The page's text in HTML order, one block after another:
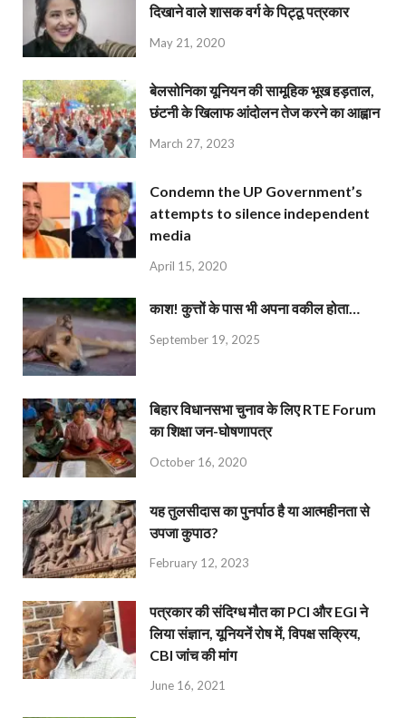
दिखाने वाले शासक वर्ग के पिट्ठू पत्रकार
May 21, 2020
बेलसोनिका यूनियन की सामूहिक भूख हड़ताल,
छंटनी के खिलाफ आंदोलन तेज करने का आह्वान
March 27, 2023
Condemn the UP Government’s
attempts to silence independent
media
April 15, 2020
काश! कुत्तों के पास भी अपना वकील होता…
September 19, 2025
बिहार विधानसभा चुनाव के लिए RTE Forum
का शिक्षा जन-घोषणापत्र
October 16, 2020
यह तुलसीदास का पुनर्पाठ है या आत्महीनता से
उपजा कुपाठ?
February 12, 2023
पत्रकार की संदिग्ध मौत का PCI और EGI ने
लिया संज्ञान, यूनियनें रोष में, विपक्ष सक्रिय,
CBI जांच की मांग
June 16, 2021